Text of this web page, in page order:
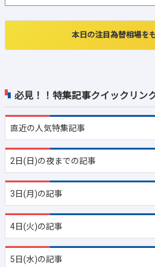
必見！！特集記事クイックリン
直近の人気特集記事
2日(日)の夜までの記事
3日(月)の記事
4日(火)の記事
5日(水)の記事
本日の注目為替相場を